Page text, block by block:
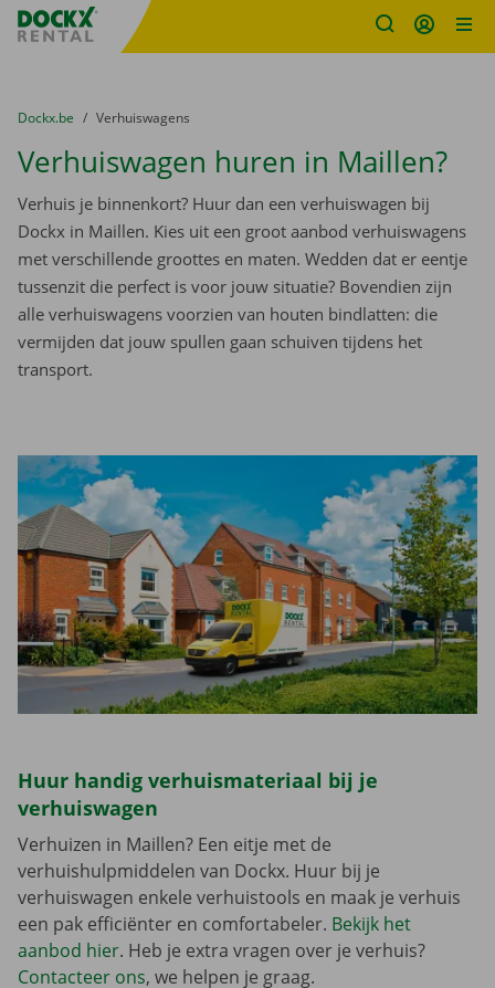
Fratello DEMO
U bevindt zich hier:
van
Dockx.be naar
Verhuiswagens
Verhuiswagen huren in Maillen?
Verhuis je binnenkort? Huur dan een verhuiswagen bij
Dockx in Maillen. Kies uit een groot aanbod verhuiswagens
met verschillende groottes en maten. Wedden dat er eentje
tussenzit die perfect is voor jouw situatie? Bovendien zijn
alle verhuiswagens voorzien van houten bindlatten: die
vermijden dat jouw spullen gaan schuiven tijdens het
transport.
Huur handig verhuismateriaal bij je
verhuiswagen
Verhuizen in Maillen? Een eitje met de
verhuishulpmiddelen van Dockx. Huur bij je
verhuiswagen enkele verhuistools en maak je verhuis
een pak efficiënter en comfortabeler. Bekijk het
aanbod hier. Heb je extra vragen over je verhuis?
Contacteer ons, we helpen je graag.